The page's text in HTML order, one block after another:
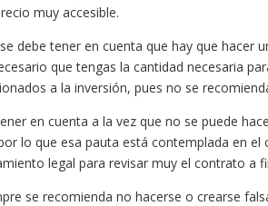
muy accesible.
debe tener en cuenta que hay que hacer
que tengas la cantidad necesaria
a la inversión, pues no se
en cuenta a la vez que no se puede
lo que esa pauta está contemplada en
legal para revisar muy el contrato a
se recomienda no hacerse o crearse